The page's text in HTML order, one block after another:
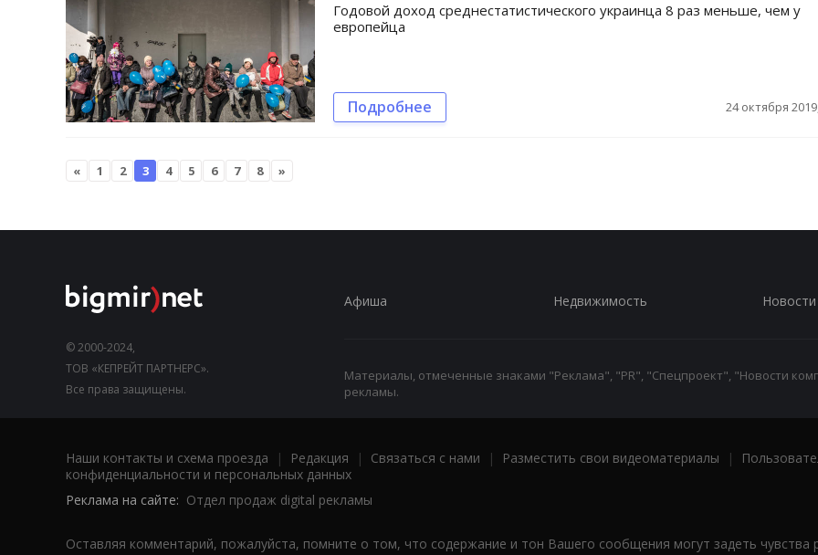
Годовой доход среднестатистического украинца 8 раз меньше, чем у
европейца
Подробнее 24 октября
« 1 2 3 4 5 6 7 8 »
© 2000-2024,
ТОВ «КЕПРЕЙТ ПАРТНЕРС».
Все права защищены.
Афиша Недвижимость Новости
Материалы, отмеченные знаками "Реклама", "PR", "Спецпроект", "Новости
рекламы.
Наши контакты и схема проезда | Редакция | Связаться с нами | Разместить свои видеоматериалы |
конфиденциальности и персональных данных
Реклама на сайте: Отдел продаж digital рекламы
Оставляя комментарий, пожалуйста, помните о том, что содержание и тон Вашего сообщения могут задеть чувства